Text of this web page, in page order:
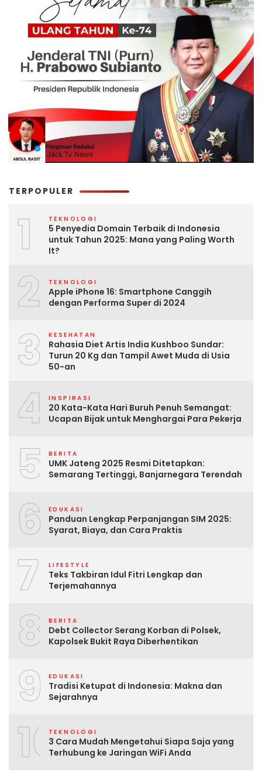
TERPOPULER
1 TEKNOLOGI
5 Penyedia Domain Terbaik di Indonesia
untuk Tahun 2025: Mana yang Paling Worth
It?
2 TEKNOLOGI
Apple iPhone 16: Smartphone Canggih
dengan Performa Super di 2024
3 KESEHATAN
Rahasia Diet Artis India Kushboo Sundar:
Turun 20 Kg dan Tampil Awet Muda di Usia
50-an
4 INSPIRASI
20 Kata-Kata Hari Buruh Penuh Semangat:
Ucapan Bijak untuk Menghargai Para Pekerja
5 BERITA
UMK Jateng 2025 Resmi Ditetapkan:
Semarang Tertinggi, Banjarnegara Terendah
6 EDUKASI
Panduan Lengkap Perpanjangan SIM 2025:
Syarat, Biaya, dan Cara Praktis
7 LIFESTYLE
Teks Takbiran Idul Fitri Lengkap dan
Terjemahannya
8 BERITA
Debt Collector Serang Korban di Polsek,
Kapolsek Bukit Raya Diberhentikan
9 EDUKASI
Tradisi Ketupat di Indonesia: Makna dan
Sejarahnya
10TEKNOLOGI
3 Cara Mudah Mengetahui Siapa Saja yang
Terhubung ke Jaringan WiFi Anda